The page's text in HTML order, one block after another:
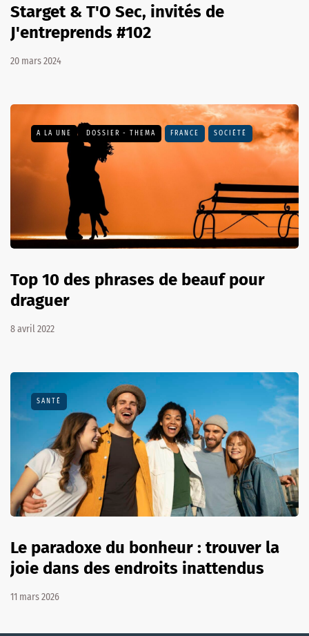
Starget & T'O Sec, invités de
J'entreprends #102
20 mars 2024
A LA UNE DOSSIER - THEMA FRANCE SOCIÉTÉ
Top 10 des phrases de beauf pour
draguer
8 avril 2022
SANTÉ
Le paradoxe du bonheur : trouver la
joie dans des endroits inattendus
11 mars 2026